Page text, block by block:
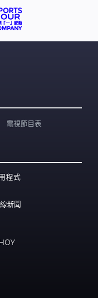
電視節目表
程式
新聞
HOY